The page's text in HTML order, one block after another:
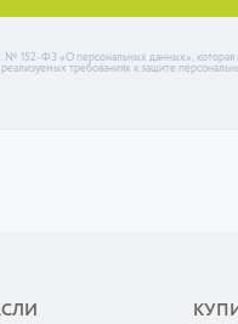
№ 152-ФЗ «О персональных данных», которая
реализуемых требованиях к защите